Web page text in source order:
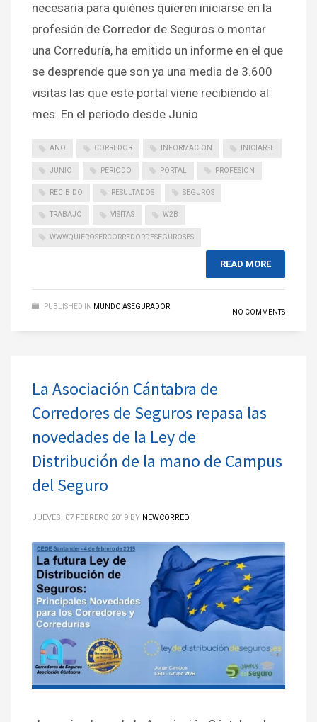
necesaria para quiénes quieren iniciarse en la
profesión de Corredor de Seguros o montar
una Correduría, ha emitido un informe en el que
se desprende que son ya una media de 3.600
visitas las que este portal viene recibiendo al
mes. En el periodo desde Junio
ANO CORREDOR INFORMACION INICIARSE
JUNIO PERIODO PORTAL PROFESION
RECIBIDO RESULTADOS SEGUROS
TRABAJO VISITAS W2B
WWWQUIEROSERCORREDORDESEGUROSES
READ MORE
PUBLISHED IN MUNDO ASEGURADOR
NO COMMENTS
La Asociación Cántabra de
Corredores de Seguros repasa las
novedades de la Ley de
Distribución de la mano de Campus
del Seguro
JUEVES, 07 FEBRERO 2019 BY NEWCORRED